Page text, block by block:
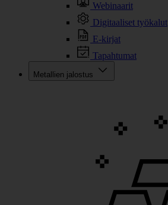
Webinaarit
Digitaaliset työkalut
E-kirjat
Tapahtumat
Metallien jalostus